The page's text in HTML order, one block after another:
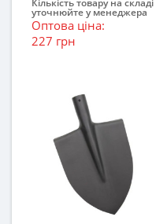
уточнюйте у менеджера
Оптова ціна:
227 грн